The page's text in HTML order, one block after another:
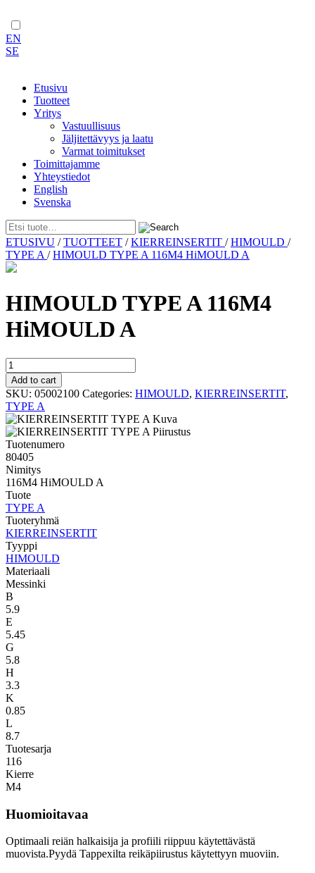
EN
SE
Etusivu
Tuotteet
Yritys
Vastuullisuus
Jäljitettävyys ja laatu
Varmat toimitukset
Toimittajamme
Yhteystiedot
English
Svenska
Skip
to
content
ETUSIVU /TUOTTEET /KIERREINSERTIT /HIMOULD /
TYPE A /HIMOULD TYPE A 116M4 HiMOULD A
HIMOULD TYPE A 116M4
HiMOULD A
HIMOULD
TYPE
A
116M4
HiMOULD
A
quantity
Add to cart
SKU: 05002100 Categories: HIMOULD, KIERREINSERTIT,
TYPE A
Tuotenumero
80405
Nimitys
116M4 HiMOULD A
Tuote
TYPE A
Tuoteryhmä
KIERREINSERTIT
Tyyppi
HIMOULD
Materiaali
Messinki
B
5.9
E
5.45
G
5.8
H
3.3
K
0.85
L
8.7
Tuotesarja
116
Kierre
M4
Huomioitavaa
Optimaali reiän halkaisija ja profiili riippuu käytettävästä
muovista.Pyydä Tappexilta reikäpiirustus käytettyyn muoviin.